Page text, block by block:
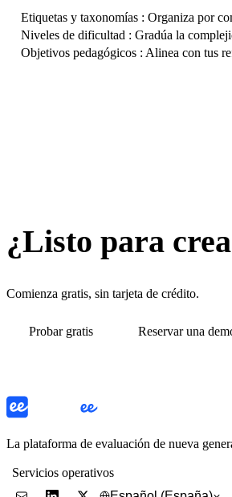
Etiquetas y taxonomías : Organiza por
Niveles de dificultad : Gradúa la
Objetivos pedagógicos : Alinea con tus
¿Listo para
Comienza gratis, sin tarjeta de crédito.
Probar gratis Reservar una
La plataforma de evaluación de nueva
Servicios operativos